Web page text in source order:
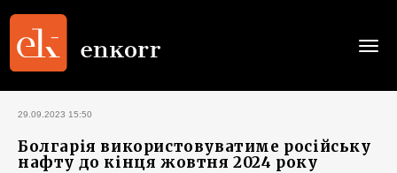
29.09.2023 15:50
Болгарія використовуватиме російську
нафту до кінця жовтня 2024 року